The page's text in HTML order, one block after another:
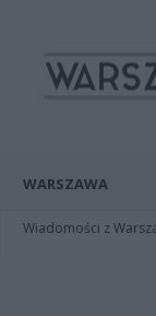
WARSZAWA
Wiadomości z